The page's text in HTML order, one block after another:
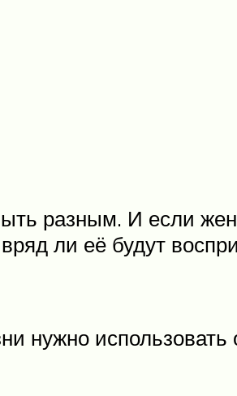
разным. И если
ли её будут
нужно использовать